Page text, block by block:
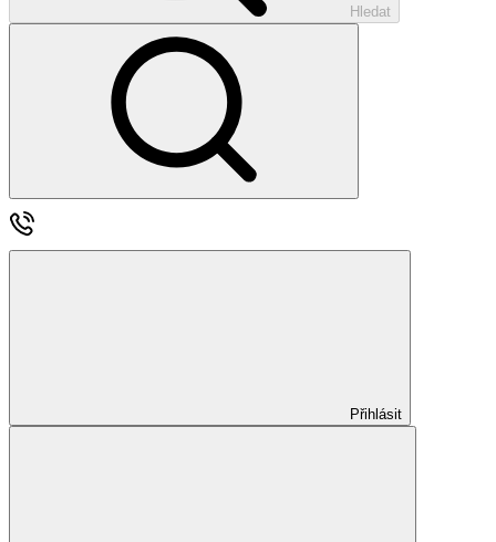
Hledat
Přihlásit